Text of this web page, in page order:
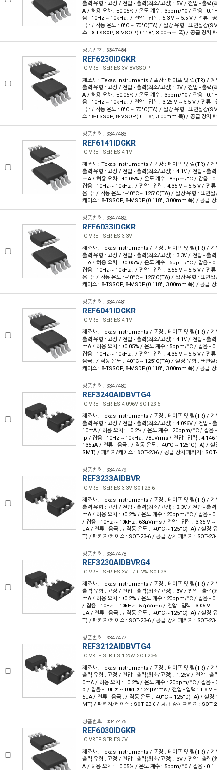
출력 유형 : 고정 / 전압 - 출력(최소/고정) : 5V / 전압 - 출력(
A / 허용 오차 : ±0.05% / 온도 계수 : 3ppm/°C / 잡음 -
음 - 10Hz ~ 10kHz : / 전압 - 입력 : 5.3 V ~ 5.5 V / 전류 -
극 : / 작동 온도 : 0°C ~ 70°C(TA) / 실장 유형 : 표면실장
스 : 8-TSSOP, 8-MSOP(0.118", 3.00mm 폭) / 공급 장치
상품번호 : 3347484
REF6230IDGKR
IC VREF SERIES 3V 8VSSOP
제조사 : Texas Instruments / 포장 : 테이프 및 릴(TR) / 계
출력 유형 : 고정 / 전압 - 출력(최소/고정) : 3V / 전압 - 출력(
A / 허용 오차 : ±0.05% / 온도 계수 : 3ppm/°C / 잡음 -
음 - 10Hz ~ 10kHz : / 전압 - 입력 : 3.25 V ~ 5.5 V / 전류 -
극 : / 작동 온도 : 0°C ~ 70°C(TA) / 실장 유형 : 표면실장
스 : 8-TSSOP, 8-MSOP(0.118", 3.00mm 폭) / 공급 장치
상품번호 : 3347483
REF6141IDGKR
IC VREF SERIES 4.1V
제조사 : Texas Instruments / 포장 : 테이프 및 릴(TR) / 계
출력 유형 : 고정 / 전압 - 출력(최소/고정) : 4.1V / 전압 - 출
mA / 허용 오차 : ±0.05% / 온도 계수 : 8ppm/°C / 잡음 -
잡음 - 10Hz ~ 10kHz : / 전압 - 입력 : 4.35 V ~ 5.5 V / 전
음극 : / 작동 온도 : -40°C ~ 125°C(TA) / 실장 유형 : 표면
케이스 : 8-TSSOP, 8-MSOP(0.118", 3.00mm 폭) / 공급 장
상품번호 : 3347482
REF6033IDGKR
IC VREF SERIES 3.3V
제조사 : Texas Instruments / 포장 : 테이프 및 릴(TR) / 계
출력 유형 : 고정 / 전압 - 출력(최소/고정) : 3.3V / 전압 - 출
mA / 허용 오차 : ±0.05% / 온도 계수 : 5ppm/°C / 잡음 -
잡음 - 10Hz ~ 10kHz : / 전압 - 입력 : 3.55 V ~ 5.5 V / 전
음극 : / 작동 온도 : -40°C ~ 125°C(TA) / 실장 유형 : 표면
케이스 : 8-TSSOP, 8-MSOP(0.118", 3.00mm 폭) / 공급 장
상품번호 : 3347481
REF6041IDGKR
IC VREF SERIES 4.1V
제조사 : Texas Instruments / 포장 : 테이프 및 릴(TR) / 계
출력 유형 : 고정 / 전압 - 출력(최소/고정) : 4.1V / 전압 - 출
mA / 허용 오차 : ±0.05% / 온도 계수 : 5ppm/°C / 잡음 -
잡음 - 10Hz ~ 10kHz : / 전압 - 입력 : 4.35 V ~ 5.5 V / 전
음극 : / 작동 온도 : -40°C ~ 125°C(TA) / 실장 유형 : 표면
케이스 : 8-TSSOP, 8-MSOP(0.118", 3.00mm 폭) / 공급 장
상품번호 : 3347480
REF3240AIDBVTG4
IC VREF SERIES 4.096V SOT23-6
제조사 : Texas Instruments / 포장 : 테이프 및 릴(TR) / 계
출력 유형 : 고정 / 전압 - 출력(최소/고정) : 4.096V / 전압 -
10mA / 허용 오차 : ±0.2% / 온도 계수 : 20ppm/°C / 잡음
-p / 잡음 - 10Hz ~ 10kHz : 78µVrms / 전압 - 입력 : 4.146
135µA / 전류 - 음극 : / 작동 온도 : -40°C ~ 125°C(TA) / 실
SMT) / 패키지/케이스 : SOT-23-6 / 공급 장치 패키지 :
상품번호 : 3347479
REF3233AIDBVR
IC VREF SERIES 3.3V SOT23-6
제조사 : Texas Instruments / 포장 : 테이프 및 릴(TR) / 계
출력 유형 : 고정 / 전압 - 출력(최소/고정) : 3.3V / 전압 - 출
mA / 허용 오차 : ±0.2% / 온도 계수 : 20ppm/°C / 잡음 -
/ 잡음 - 10Hz ~ 10kHz : 63µVrms / 전압 - 입력 : 3.35 V ~
µA / 전류 - 음극 : / 작동 온도 : -40°C ~ 125°C(TA) / 실장
T) / 패키지/케이스 : SOT-23-6 / 공급 장치 패키지 : SOT-23-
상품번호 : 3347478
REF3230AIDBVRG4
IC VREF SERIES 3V +/-0.2% SOT23
제조사 : Texas Instruments / 포장 : 테이프 및 릴(TR) / 계
출력 유형 : 고정 / 전압 - 출력(최소/고정) : 3V / 전압 - 출력(
mA / 허용 오차 : ±0.2% / 온도 계수 : 20ppm/°C / 잡음 -
/ 잡음 - 10Hz ~ 10kHz : 57µVrms / 전압 - 입력 : 3.05 V ~
µA / 전류 - 음극 : / 작동 온도 : -40°C ~ 125°C(TA) / 실장
T) / 패키지/케이스 : SOT-23-6 / 공급 장치 패키지 : SOT-23-
상품번호 : 3347477
REF3212AIDBVTG4
IC VREF SERIES 1.25V SOT23-6
제조사 : Texas Instruments / 포장 : 테이프 및 릴(TR) / 계
출력 유형 : 고정 / 전압 - 출력(최소/고정) : 1.25V / 전압 - 출
0mA / 허용 오차 : ±0.2% / 온도 계수 : 20ppm/°C / 잡음 -
p / 잡음 - 10Hz ~ 10kHz : 24µVrms / 전압 - 입력 : 1.8 V
5µA / 전류 - 음극 : / 작동 온도 : -40°C ~ 125°C(TA) / 실장
MT) / 패키지/케이스 : SOT-23-6 / 공급 장치 패키지 : SOT-
상품번호 : 3347476
REF6030IDGKR
IC VREF SERIES 3V
제조사 : Texas Instruments / 포장 : 테이프 및 릴(TR) / 계
출력 유형 : 고정 / 전압 - 출력(최소/고정) : 3V / 전압 - 출력(
A / 허용 오차 : ±0.05% / 온도 계수 : 5ppm/°C / 잡음 -